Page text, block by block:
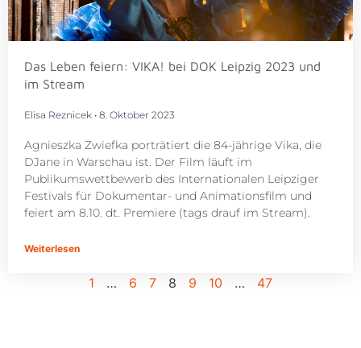
Das Leben feiern: VIKA! bei DOK Leipzig 2023 und
im Stream
Elisa Reznicek 8. Oktober 2023
Agnieszka Zwiefka porträtiert die 84-jährige Vika, die
DJane in Warschau ist. Der Film läuft im
Publikumswettbewerb des Internationalen Leipziger
Festivals für Dokumentar- und Animationsfilm und
feiert am 8.10. dt. Premiere (tags drauf im Stream).
Weiterlesen
1 … 6 7 8 9 10 … 47